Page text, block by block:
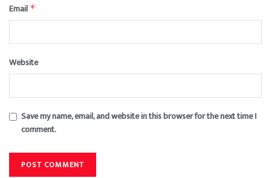
Email *
Website
Save my name, email, and website in this browser for the next time I
comment.